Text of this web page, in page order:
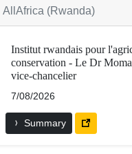
AllAfrica (Rwanda)
Institut rwandais pour
conservation - Le Dr
vice-chancelier
7/08/2026
Summary